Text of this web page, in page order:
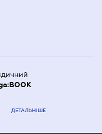
ДЕТАЛЬНІШЕ